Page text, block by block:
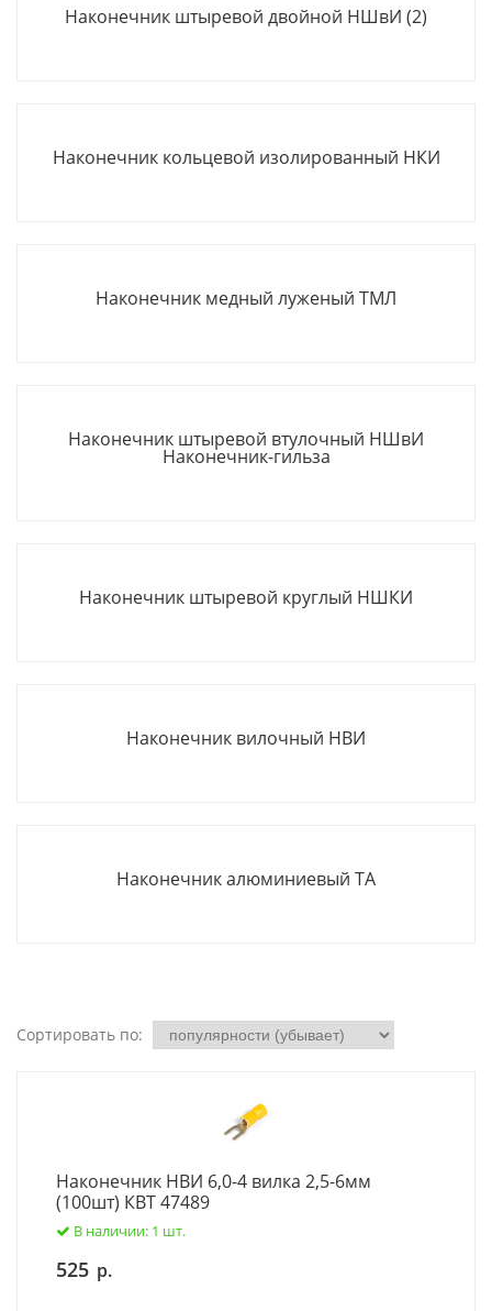
Наконечник штыревой двойной НШвИ (2)
Наконечник кольцевой изолированный НКИ
Наконечник медный луженый ТМЛ
Наконечник штыревой втулочный НШвИ
Наконечник-гильза
Наконечник штыревой круглый НШКИ
Наконечник вилочный НВИ
Наконечник алюминиевый ТА
Сортировать по:
Наконечник НВИ 6,0-4 вилка 2,5-6мм
(100шт) КВТ 47489
В наличии: 1 шт.
525 р.